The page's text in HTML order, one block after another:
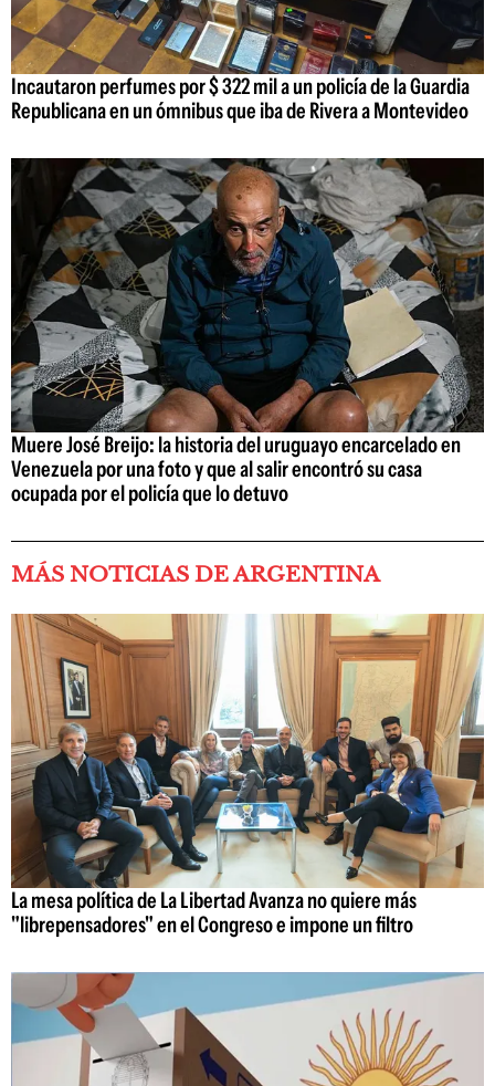
Incautaron perfumes por $ 322 mil a un policía de la Guardia
Republicana en un ómnibus que iba de Rivera a Montevideo
Muere José Breijo: la historia del uruguayo encarcelado en
Venezuela por una foto y que al salir encontró su casa
ocupada por el policía que lo detuvo
MÁS NOTICIAS DE ARGENTINA
La mesa política de La Libertad Avanza no quiere más
"librepensadores" en el Congreso e impone un filtro